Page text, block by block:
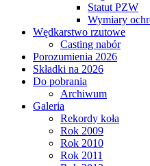
Statut PZW
Wymiary
Wędkarstwo rzutowe
Casting nabór
Porozumienia 2026
Składki na 2026
Do pobrania
Archiwum
Galeria
Rekordy koła
Rok 2009
Rok 2010
Rok 2011